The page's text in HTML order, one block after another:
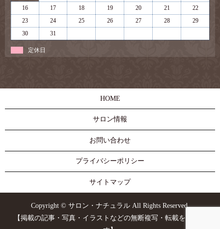
16
17 18 19 20 21
22
23
24 25 26 27 28
29
30
31
定休日
HOME
サロン情報
お問い合わせ
プライバシーポリシー
サイトマップ
Copyright © サロン・ナチュラル All Rights Reserved.
【掲載の記事・写真・イラストなどの無断複写・転載を禁じま